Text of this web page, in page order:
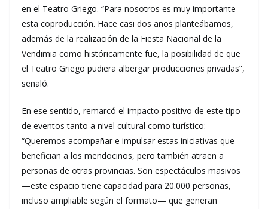
en el Teatro Griego. “Para nosotros es muy importante
esta coproducción. Hace casi dos años planteábamos,
además de la realización de la Fiesta Nacional de la
Vendimia como históricamente fue, la posibilidad de que
el Teatro Griego pudiera albergar producciones privadas”,
señaló.
En ese sentido, remarcó el impacto positivo de este tipo
de eventos tanto a nivel cultural como turístico:
“Queremos acompañar e impulsar estas iniciativas que
benefician a los mendocinos, pero también atraen a
personas de otras provincias. Son espectáculos masivos
—este espacio tiene capacidad para 20.000 personas,
incluso ampliable según el formato— que generan